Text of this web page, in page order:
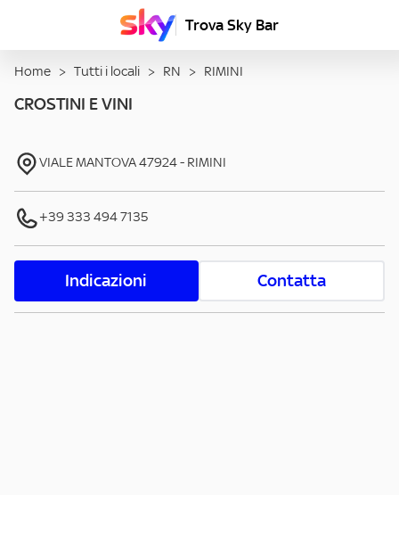
Trova Sky Bar
Home > Tutti i locali > RN > RIMINI
CROSTINI E VINI
VIALE MANTOVA47924- RIMINI
+39 333 494 7135
Indicazioni Contatta